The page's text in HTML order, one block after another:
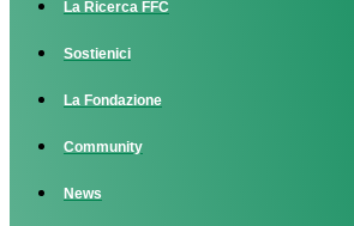
La Ricerca FFC
Sostienici
La Fondazione
Community
News